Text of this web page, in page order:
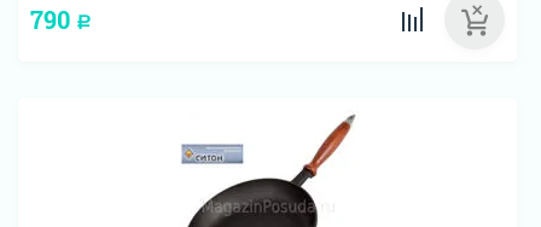
790 Р